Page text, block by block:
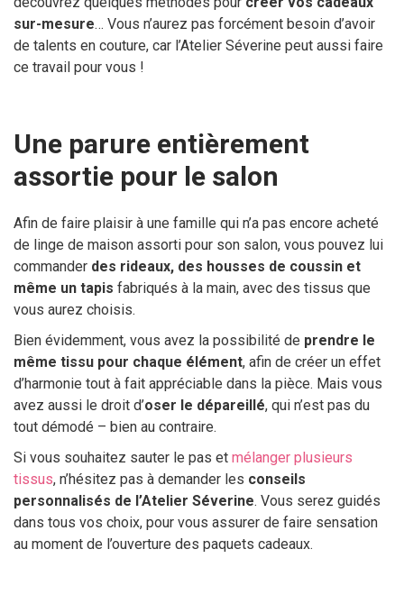
sur-mesure… Vous n’aurez pas forcément besoin d’avoir
de talents en couture, car l’Atelier Séverine peut aussi faire
ce travail pour vous !
Une parure entièrement
assortie pour le salon
Afin de faire plaisir à une famille qui n’a pas encore acheté
de linge de maison assorti pour son salon, vous pouvez lui
commander des rideaux, des housses de coussin et
même un tapis fabriqués à la main, avec des tissus que
vous aurez choisis.
Bien évidemment, vous avez la possibilité de prendre le
même tissu pour chaque élément, afin de créer un effet
d’harmonie tout à fait appréciable dans la pièce. Mais vous
avez aussi le droit d’oser le dépareillé, qui n’est pas du
tout démodé – bien au contraire.
Si vous souhaitez sauter le pas et mélanger plusieurs
tissus, n’hésitez pas à demander les conseils
personnalisés de l’Atelier Séverine. Vous serez guidés
dans tous vos choix, pour vous assurer de faire sensation
au moment de l’ouverture des paquets cadeaux.